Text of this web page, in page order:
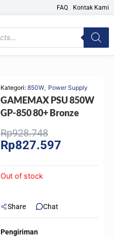
FAQ Kontak Kami
Kategori: 850W, Power Supply
GAMEMAX PSU 850W
GP-850 80+ Bronze
Rp928.748Original
price
Rp827.597
Out of stock
Share Chat
Pengiriman